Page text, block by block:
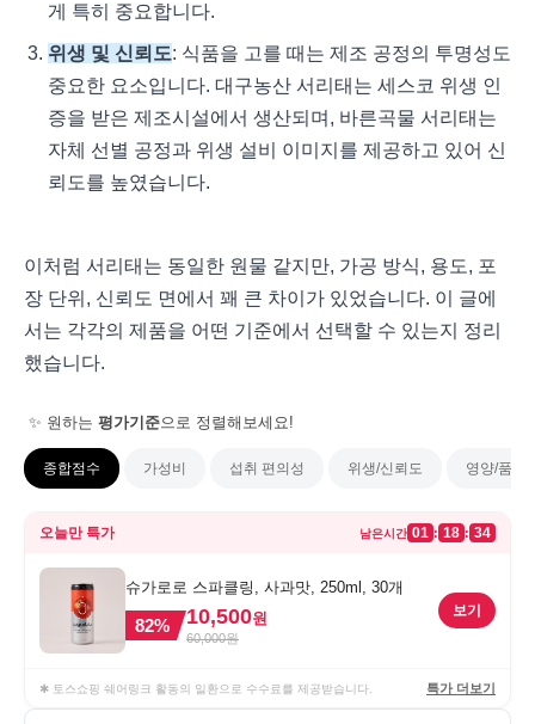
게 특히 중요합니다.
위생 및 신뢰도: 식품을 고를 때는 제조 공정의 투명성도
중요한 요소입니다. 대구농산 서리태는 세스코 위생 인
증을 받은 제조시설에서 생산되며, 바른곡물 서리태는
자체 선별 공정과 위생 설비 이미지를 제공하고 있어 신
뢰도를 높였습니다.
이처럼 서리태는 동일한 원물 같지만, 가공 방식, 용도, 포
장 단위, 신뢰도 면에서 꽤 큰 차이가 있었습니다. 이 글에
서는 각각의 제품을 어떤 기준에서 선택할 수 있는지 정리
했습니다.
✨ 원하는 평가기준으로 정렬해보세요!
종합점수 가성비 섭취 편의성 위생/신뢰도 영양/품질
오늘만 특가 남은시간 01 : 18 : 34
슈가로로 스파클링, 사과맛, 250ml, 30개
82% 10,500원
60,000원
보기
✱ 토스쇼핑 쉐어링크 활동의 일환으로 수수료를 제공받습니다. 특가 더보기